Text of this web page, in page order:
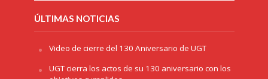
ÚLTIMAS NOTICIAS
Video de cierre del 130 Aniversario de UGT
UGT cierra los actos de su 130 aniversario con los